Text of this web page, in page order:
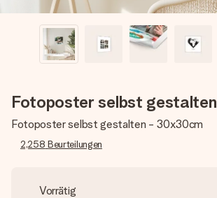
Fotoposter selbst gestalten
Fotoposter selbst gestalten - 30x30cm
2,258 Beurteilungen
Vorrätig